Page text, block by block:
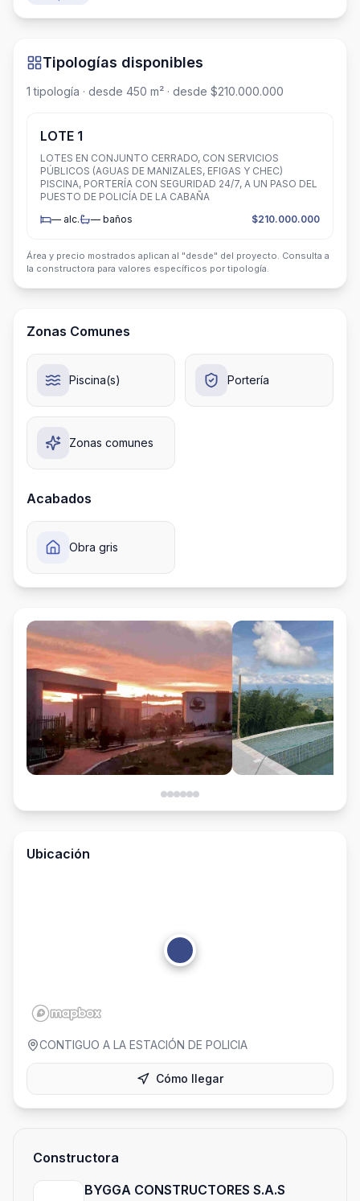
Tipologías disponibles
1 tipología · desde 450 m² · desde $210.000.000
LOTE 1
LOTES EN CONJUNTO CERRADO, CON SERVICIOS
PÚBLICOS (AGUAS DE MANIZALES, EFIGAS Y CHEC)
PISCINA, PORTERÍA CON SEGURIDAD 24/7, A UN PASO DEL
PUESTO DE POLICÍA DE LA CABAÑA
— alc. — baños $210.000.000
Área y precio mostrados aplican al "desde" del proyecto. Consulta a
la constructora para valores específicos por tipología.
Zonas Comunes
Piscina(s) Portería
Zonas comunes
Acabados
Obra gris
Ubicación
CONTIGUO A LA ESTACIÓN DE POLICIA
Cómo llegar
Constructora
BYGGA CONSTRUCTORES S.A.S